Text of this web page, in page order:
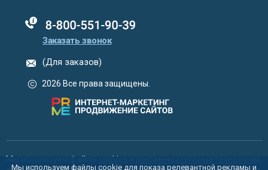
88005555550
Заказать звонок
(Для заказов)
2026 Все права защищены.
Мы используем файлы cookies
Мы используем файлы cookie для показа релевантной рекламы и